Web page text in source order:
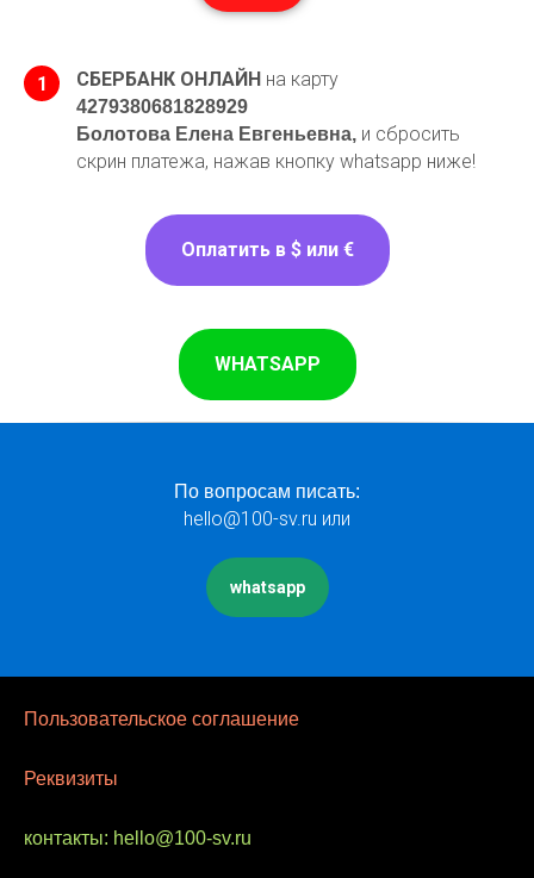
1 СБЕРБАНК ОНЛАЙН на карту
4279380681828929
Болотова Елена Евгеньевна, и сбросить
скрин платежа, нажав кнопку whatsapp ниже!
Оплатить в $ или €
WHATSAPP
По вопросам писать:
hello@100-sv.ru или
whatsapp
Пользовательское соглашение
Реквизиты
контакты: hello@100-sv.ru